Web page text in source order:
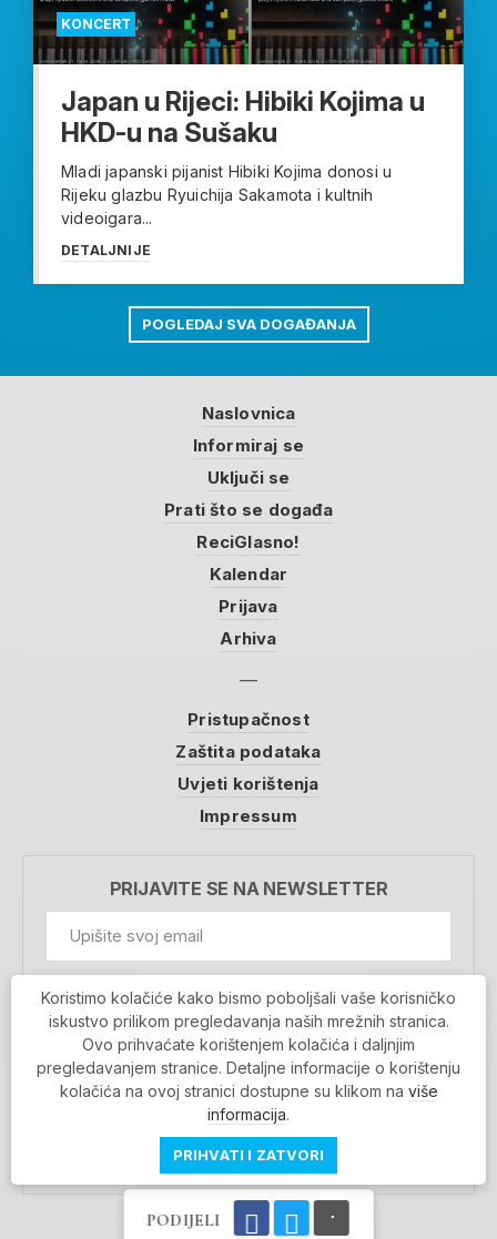
PODIJELI
KONCERT
Japan u Rijeci: Hibiki Kojima u
HKD-u na Sušaku
Mladi japanski pijanist Hibiki Kojima donosi u
Rijeku glazbu Ryuichija Sakamota i kultnih
videoigara...
DETALJNIJE
POGLEDAJ SVA DOGAĐANJA
Naslovnica
Informiraj se
Uključi se
Prati što se događa
ReciGlasno!
Kalendar
Prijava
Arhiva
Pristupačnost
Zaštita podataka
Uvjeti korištenja
Impressum
PRIJAVITE SE NA NEWSLETTER
Prihvaćam da se moji podaci spremaju u bazu
podataka i koriste u svrhu slanja MojaRijeka
newslettera
MOJARIJEKA NEWSLETTER
PRIJAVI SE
Povratak na vrh
Koristimo kolačiće kako bismo poboljšali vaše korisničko
iskustvo prilikom pregledavanja naših mrežnih stranica.
Ovo prihvaćate korištenjem kolačića i daljnjim
pregledavanjem stranice. Detaljne informacije o korištenju
kolačića na ovoj stranici dostupne su klikom na više
informacija.
PRIHVATI I ZATVORI